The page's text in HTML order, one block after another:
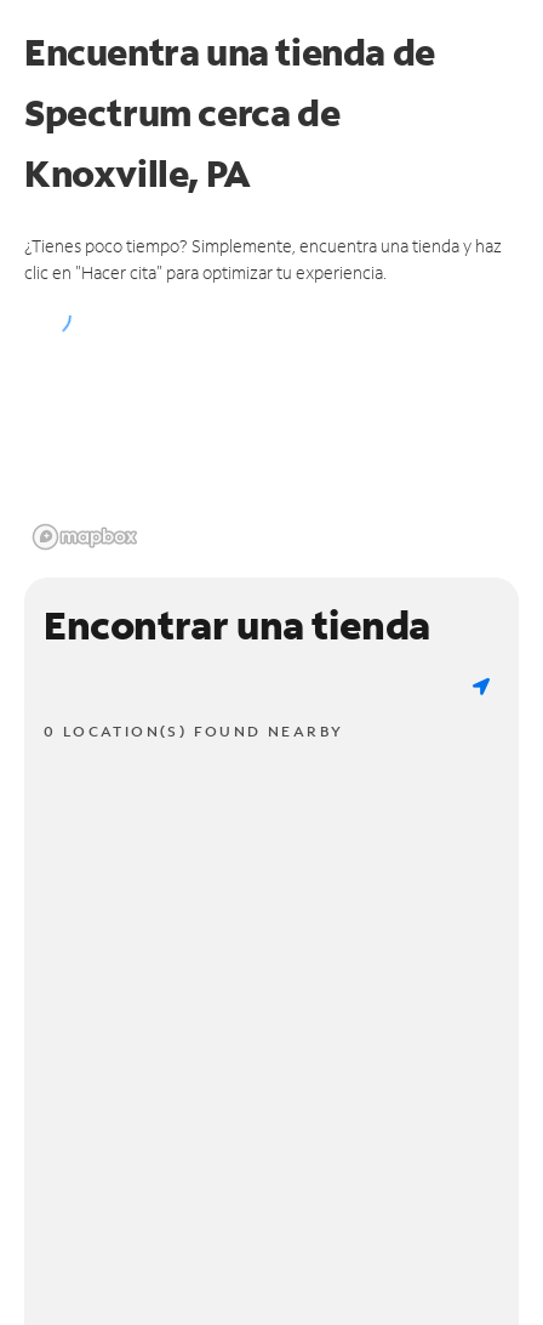
Encuentra una tienda de
Spectrumcerca de
Knoxville, PA
¿Tienes poco tiempo? Simplemente, encuentra una tienda y haz
clic en "Hacer cita" para optimizar tu experiencia.
Encontrar una tienda
0 LOCATION(S) FOUND NEARBY